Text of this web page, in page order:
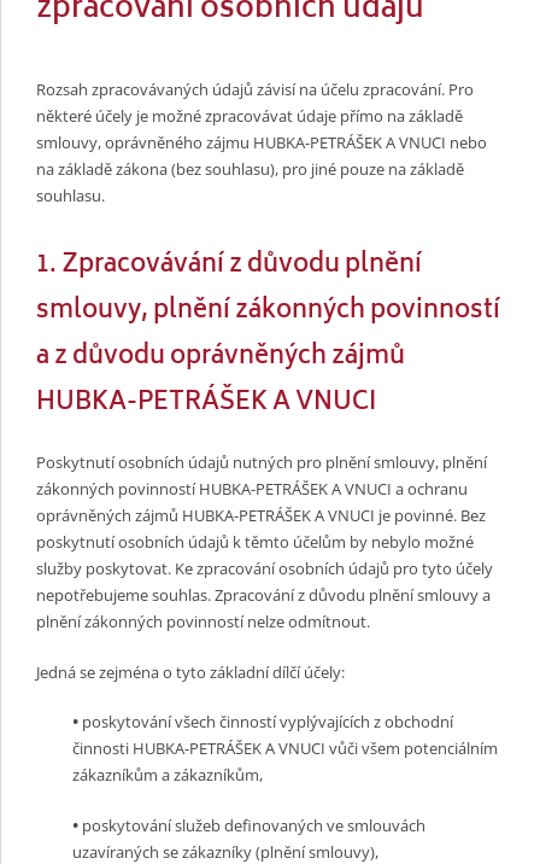
Rozsah zpracovávaných údajů závisí na účelu zpracování. Pro
některé účely je možné zpracovávat údaje přímo na základě
smlouvy, oprávněného zájmu HUBKA-PETRÁŠEK A VNUCI nebo
na základě zákona (bez souhlasu), pro jiné pouze na základě
souhlasu.
1. Zpracovávání z důvodu plnění
smlouvy, plnění zákonných povinností
a z důvodu oprávněných zájmů
HUBKA-PETRÁŠEK A VNUCI
Poskytnutí osobních údajů nutných pro plnění smlouvy, plnění
zákonných povinností HUBKA-PETRÁŠEK A VNUCI a ochranu
oprávněných zájmů HUBKA-PETRÁŠEK A VNUCI je povinné. Bez
poskytnutí osobních údajů k těmto účelům by nebylo možné
služby poskytovat. Ke zpracování osobních údajů pro tyto účely
nepotřebujeme souhlas. Zpracování z důvodu plnění smlouvy a
plnění zákonných povinností nelze odmítnout.
Jedná se zejména o tyto základní dílčí účely:
• poskytování všech činností vyplývajících z obchodní
činnosti HUBKA-PETRÁŠEK A VNUCI vůči všem potenciálním
zákazníkům a zákazníkům,
• poskytování služeb definovaných ve smlouvách
uzavíraných se zákazníky (plnění smlouvy),